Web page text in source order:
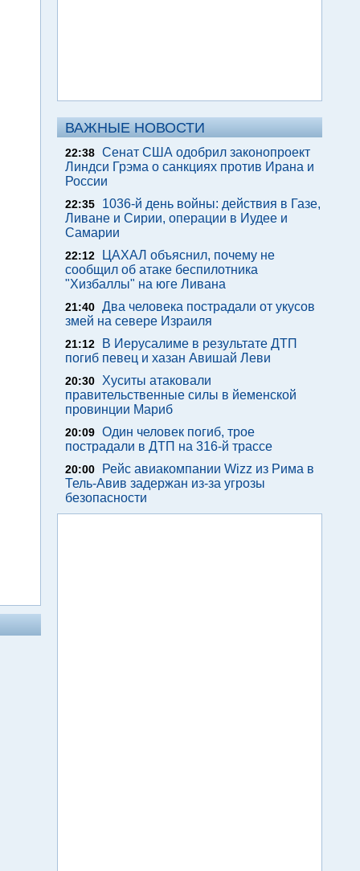
ВАЖНЫЕ НОВОСТИ
22:38 Сенат США одобрил законопроект
Линдси Грэма о санкциях против Ирана и
России
22:35
1036-й день войны: действия в Газе,
Ливане и Сирии, операции в Иудее и
Самарии
22:12
ЦАХАЛ объяснил, почему не
сообщил об атаке беспилотника
"Хизбаллы" на юге Ливана
21:40 Два человека пострадали от укусов
змей на севере Израиля
21:12
В Иерусалиме в результате ДТП
погиб певец и хазан Авишай Леви
20:30
Хуситы атаковали
правительственные силы в йеменской
провинции Мариб
20:09 Один человек погиб, трое
пострадали в ДТП на 316-й трассе
20:00
Рейс авиакомпании Wizz из Рима в
Тель-Авив задержан из-за угрозы
безопасности